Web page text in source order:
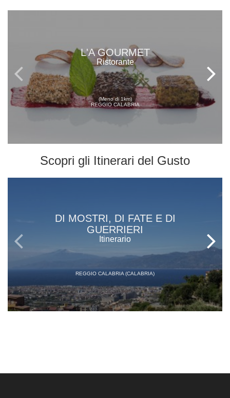
L'A GOURMET
Ristorante
(Meno di 1km)
REGGIO CALABRIA
Scopri gli Itinerari del Gusto
DI MOSTRI, DI FATE E DI
GUERRIERI
Itinerario
REGGIO CALABRIA (CALABRIA)